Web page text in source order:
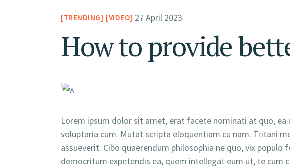
TRENDING VIDEO 27 April 2023
How to provide
Lorem ipsum dolor sit amet, erat facete nominati at quo,
voluptaria cum. Mutat scripta eloquentiam cu nam. Tritani
assueverit. Cibo quaerendum philosophia ne quo, vix
democritum expetendis ea, quem intellegat eum ut, te cum